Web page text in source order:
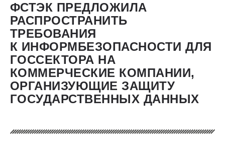
ФСТЭК ПРЕДЛОЖИЛА
РАСПРОСТРАНИТЬ
ТРЕБОВАНИЯ
К ИНФОРМБЕЗОПАСНОСТИ ДЛЯ
ГОССЕКТОРА НА
КОММЕРЧЕСКИЕ КОМПАНИИ,
ОРГАНИЗУЮЩИЕ ЗАЩИТУ
ГОСУДАРСТВЕННЫХ ДАННЫХ